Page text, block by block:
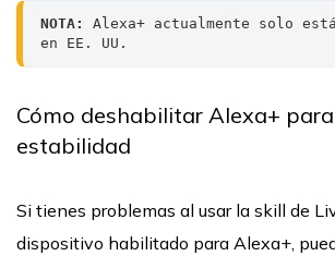
NOTA: Alexa+ actualmente solo
en EE. UU.
Cómo deshabilitar Alexa+
estabilidad
Si tienes problemas al usar la skill de
dispositivo habilitado para Alexa+,